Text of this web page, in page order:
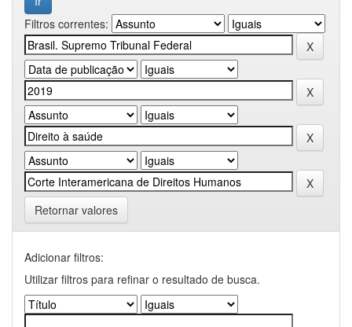
Filtros correntes:
Retornar valores
Adicionar filtros:
Utilizar filtros para refinar o resultado de busca.